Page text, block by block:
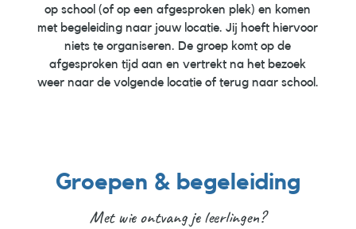
op school (of op een afgesproken plek) en komen
met begeleiding naar jouw locatie. Jij hoeft hiervoor
niets te organiseren. De groep komt op de
afgesproken tijd aan en vertrekt na het bezoek
weer naar de volgende locatie of terug naar school.
Groepen & begeleiding
Met wie ontvang je leerlingen?